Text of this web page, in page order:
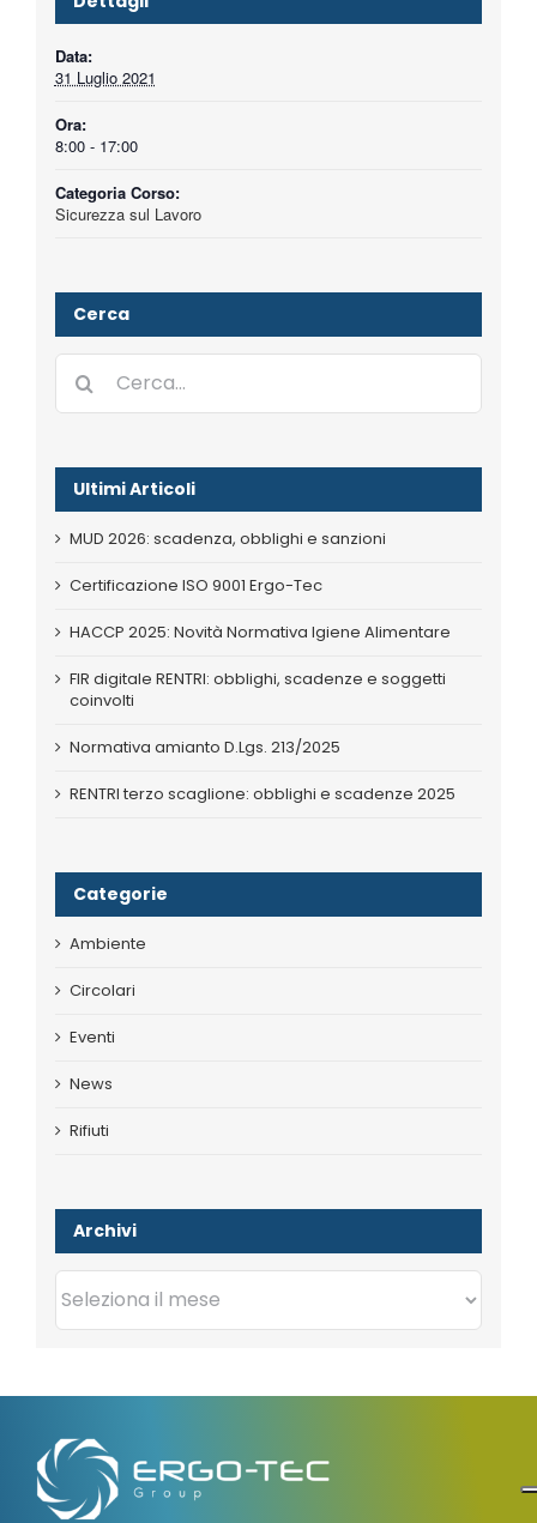
Data:
31 Luglio 2021
Ora:
8:00 - 17:00
Categoria Corso:
Sicurezza sul Lavoro
Cerca
Cerca
per:
Ultimi Articoli
MUD 2026: scadenza, obblighi e sanzioni
Certificazione ISO 9001 Ergo-Tec
HACCP 2025: Novità Normativa Igiene Alimentare
FIR digitale RENTRI: obblighi, scadenze e soggetti
coinvolti
Normativa amianto D.Lgs. 213/2025
RENTRI terzo scaglione: obblighi e scadenze 2025
Categorie
Ambiente
Circolari
Eventi
News
Rifiuti
Archivi
Archivi